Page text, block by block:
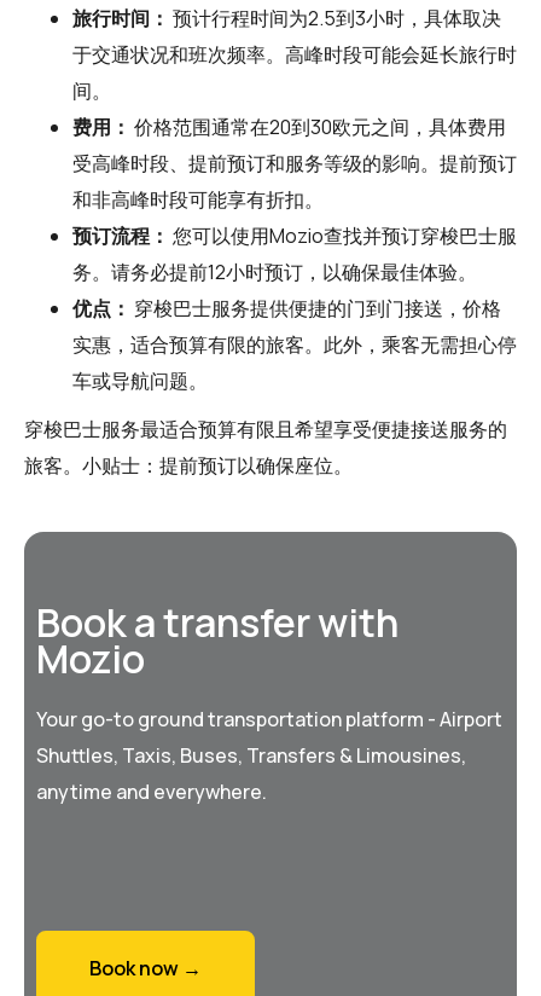
旅行时间： 预计行程时间为2.5到3小时，具体取决
于交通状况和班次频率。高峰时段可能会延长旅行时
间。
费用： 价格范围通常在20到30欧元之间，具体费用
受高峰时段、提前预订和服务等级的影响。提前预订
和非高峰时段可能享有折扣。
预订流程： 您可以使用Mozio查找并预订穿梭巴士服
务。请务必提前12小时预订，以确保最佳体验。
优点： 穿梭巴士服务提供便捷的门到门接送，价格
实惠，适合预算有限的旅客。此外，乘客无需担心停
车或导航问题。
穿梭巴士服务最适合预算有限且希望享受便捷接送服务的
旅客。小贴士：提前预订以确保座位。
Book a transfer with
Mozio
Your go-to ground transportation platform - Airport
Shuttles, Taxis, Buses, Transfers & Limousines,
anytime and everywhere.
Book now →